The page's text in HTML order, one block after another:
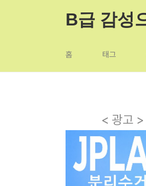
B급 감성
홈 태그
< 광고 >